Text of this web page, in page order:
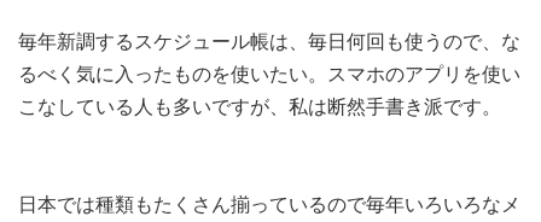
毎年新調するスケジュール帳は、毎日何回も使うので、な
るべく気に入ったものを使いたい。スマホのアプリを使い
こなしている人も多いですが、私は断然手書き派です。
日本では種類もたくさん揃っているので毎年いろいろなメ